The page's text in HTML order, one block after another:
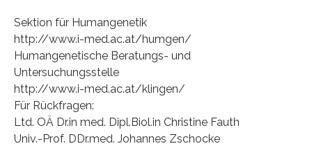
Sektion für Humangenetik
http://www.i-med.ac.at/humgen/
Humangenetische Beratungs- und
Untersuchungsstelle
http://www.i-med.ac.at/klingen/
Für Rückfragen:
Ltd. OÄ Dr.in med. Dipl.Biol.in Christine Fauth
Univ.-Prof. DDr.med. Johannes Zschocke